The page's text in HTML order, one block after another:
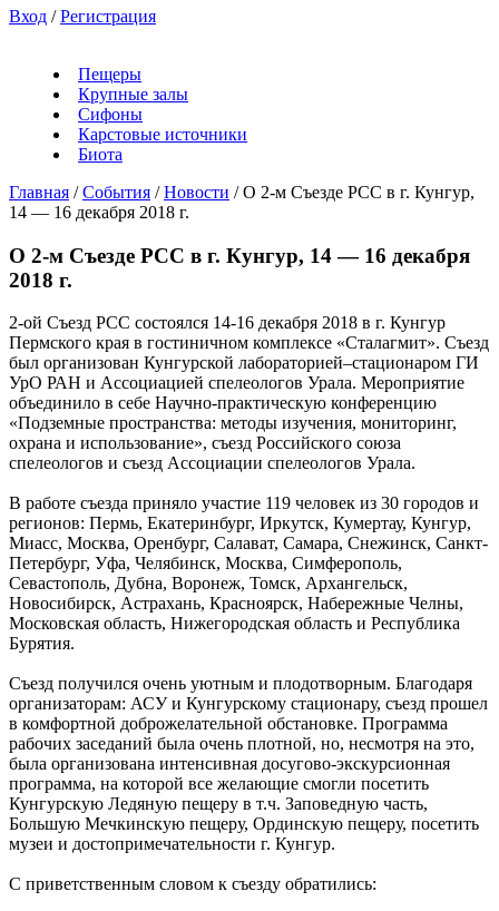
Вход / Регистрация
Пещеры
Крупные залы
Сифоны
Карстовые источники
Биота
Главная / События / Новости / О 2-м Съезде РСС в г. Кунгур,
14 — 16 декабря 2018 г.
О 2-м Съезде РСС в г. Кунгур, 14 — 16 декабря
2018 г.
2-ой Съезд РСС состоялся 14-16 декабря 2018 в г. Кунгур
Пермского края в гостиничном комплексе «Сталагмит». Съезд
был организован Кунгурской лабораторией–стационаром ГИ
УрО РАН и Ассоциацией спелеологов Урала. Мероприятие
объединило в себе Научно-практическую конференцию
«Подземные пространства: методы изучения, мониторинг,
охрана и использование», съезд Российского союза
спелеологов и съезд Ассоциации спелеологов Урала.
В работе съезда приняло участие 119 человек из 30 городов и
регионов: Пермь, Екатеринбург, Иркутск, Кумертау, Кунгур,
Миасс, Москва, Оренбург, Салават, Самара, Снежинск, Санкт-
Петербург, Уфа, Челябинск, Москва, Симферополь,
Севастополь, Дубна, Воронеж, Томск, Архангельск,
Новосибирск, Астрахань, Красноярск, Набережные Челны,
Московская область, Нижегородская область и Республика
Бурятия.
Съезд получился очень уютным и плодотворным. Благодаря
организаторам: АСУ и Кунгурскому стационару, съезд прошел
в комфортной доброжелательной обстановке. Программа
рабочих заседаний была очень плотной, но, несмотря на это,
была организована интенсивная досугово-экскурсионная
программа, на которой все желающие смогли посетить
Кунгурскую Ледяную пещеру в т.ч. Заповедную часть,
Большую Мечкинскую пещеру, Ординскую пещеру, посетить
музеи и достопримечательности г. Кунгур.
С приветственным словом к съезду обратились: